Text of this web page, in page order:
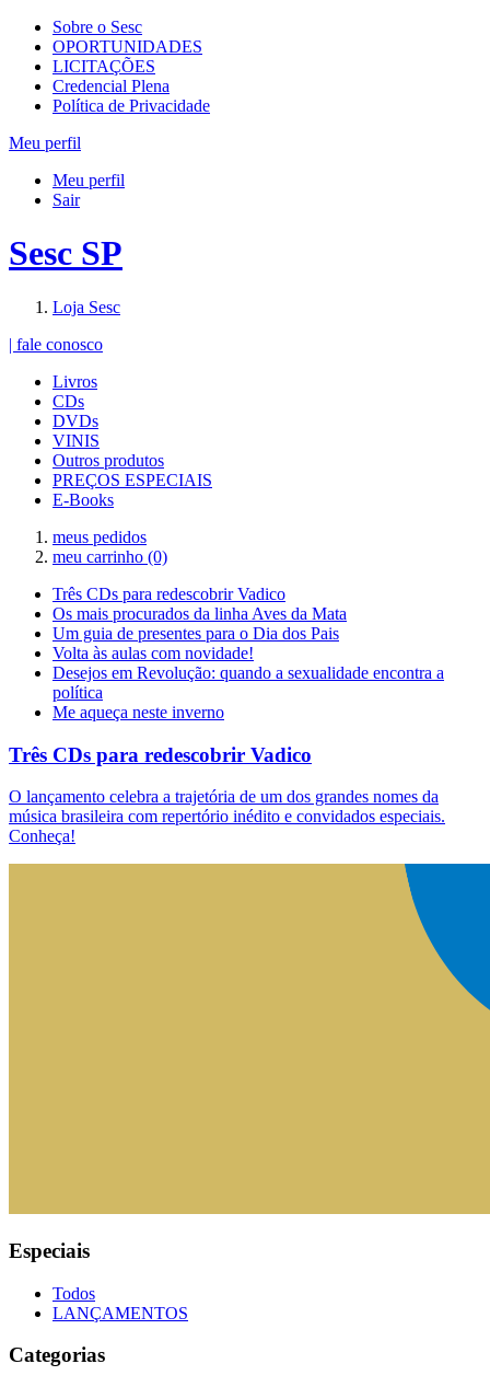
Sobre o Sesc
OPORTUNIDADES
LICITAÇÕES
Credencial Plena
Política de Privacidade
Meu perfil
Meu perfil
Sair
Sesc SP
Loja Sesc
| fale conosco
Livros
CDs
DVDs
VINIS
Outros produtos
PREÇOS ESPECIAIS
E-Books
meus pedidos
meu carrinho (0)
Três CDs para redescobrir Vadico
Os mais procurados da linha Aves da Mata
Um guia de presentes para o Dia dos Pais
Volta às aulas com novidade!
Desejos em Revolução: quando a sexualidade encontra a
política
Me aqueça neste inverno
Três CDs para redescobrir Vadico
O lançamento celebra a trajetória de um dos grandes nomes da
música brasileira com repertório inédito e convidados especiais.
Conheça!
Especiais
Todos
LANÇAMENTOS
Categorias